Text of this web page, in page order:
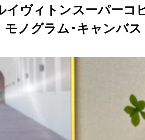
イヴィトンスーパーコ
モノグラム･キャンバ